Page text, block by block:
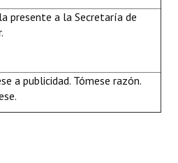
presente a la Secretaría de
a publicidad. Tómese razón.